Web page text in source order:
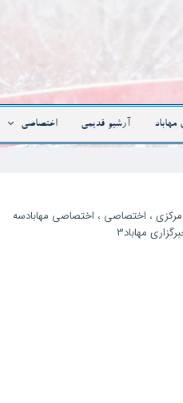
آرشیو قدیمی اختصاصی
، اختصاصی ، اختصاصی مهابادسه
مهاباد۳